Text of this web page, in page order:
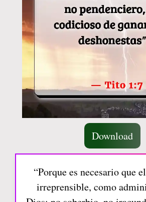
Download
“Porque es necesario que
irreprensible, como